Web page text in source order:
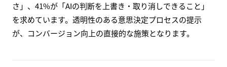
さ」、41%が「AIの判断を上書き・取り消しできること」
を求めています。透明性のある意思決定プロセスの提示
が、コンバージョン向上の直接的な施策となります。